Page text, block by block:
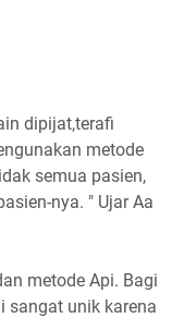
dipijat,terafi
metode
semua pasien,
nya. " Ujar Aa
metode Api. Bagi
sangat unik karena